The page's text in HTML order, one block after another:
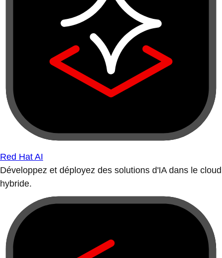
Red Hat AI
Développez et déployez des solutions d'IA dans le cloud
hybride.